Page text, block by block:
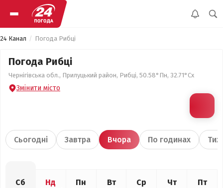
24 Канал Погода Рибці
Погода Рибці
Чернігівська обл., Прилуцький район, Рибці, 50.58°Пн, 32.71°Сх
Змінити місто
Сьогодні Завтра Вчора По годинах
Сб Нд Пн Вт Ср Чт Пт